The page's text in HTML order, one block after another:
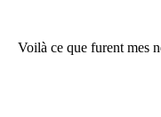
Voilà ce que furent mes